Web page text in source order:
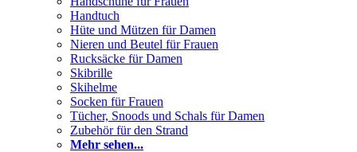
Handtuch
Hüte und Mützen für Damen
Nieren und Beutel für Frauen
Rucksäcke für Damen
Skibrille
Skihelme
Socken für Frauen
Tücher, Snoods und Schals für Damen
Zubehör für den Strand
Mehr sehen...